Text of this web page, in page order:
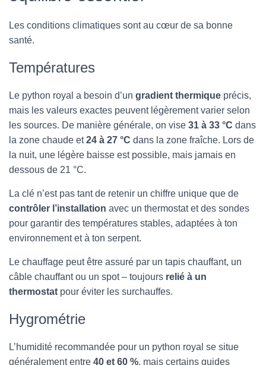
Les conditions climatiques sont au cœur de sa bonne
santé.
Températures
Le python royal a besoin d’un gradient thermique précis,
mais les valeurs exactes peuvent légèrement varier selon
les sources. De manière générale, on vise 31 à 33 °C dans
la zone chaude et24 à 27 °C dans la zone fraîche. Lors de
la nuit, une légère baisse est possible, mais jamais en
dessous de 21 °C.
La clé n’est pas tant de retenir un chiffre unique que de
contrôler l’installation avec un thermostat et des sondes
pour garantir des températures stables, adaptées à ton
environnement et à ton serpent.
Le chauffage peut être assuré par un tapis chauffant, un
câble chauffant ou un spot – toujours relié à un
thermostat pour éviter les surchauffes.
Hygrométrie
L’humidité recommandée pour un python royal se situe
généralement entre 40 et 60 %, mais certains guides